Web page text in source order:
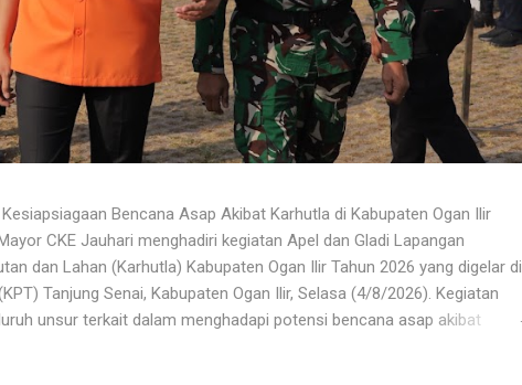
Bencana Asap Akibat Karhutla di Kabupaten Ogan Ilir
CKE Jauhari menghadiri kegiatan Apel dan Gladi Lapangan
dan Lahan (Karhutla) Kabupaten Ogan Ilir Tahun 2026 yang digelar di
Tanjung Senai, Kabupaten Ogan Ilir, Selasa (4/8/2026). Kegiatan
unsur terkait dalam menghadapi potensi bencana asap akibat
pemerintah daerah, relawan, serta berbagai elemen masyarakat.